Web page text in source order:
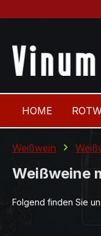
HOME
Weißwein
Weißweine
Folgend finden Sie